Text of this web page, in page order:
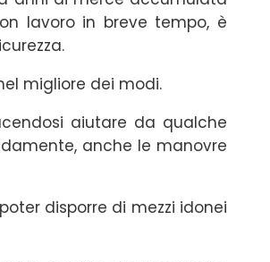
lavoro in breve tempo, è
migliore dei modi.
aiutare da qualche
anche le manovre
disporre di mezzi idonei